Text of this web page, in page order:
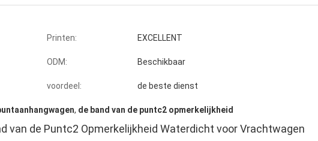
Printen: EXCELLENT
ODM: Beschikbaar
voordeel: de beste dienst
, de band van de puntc2 opmerkelijkheid
van de Puntc2 Opmerkelijkheid Waterdicht voor Vrachtwagen